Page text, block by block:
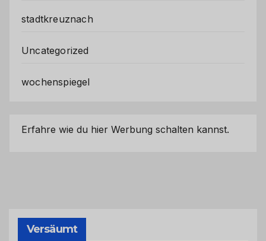
stadtkreuznach
Uncategorized
wochenspiegel
Erfahre wie du hier Werbung schalten kannst.
Versäumt